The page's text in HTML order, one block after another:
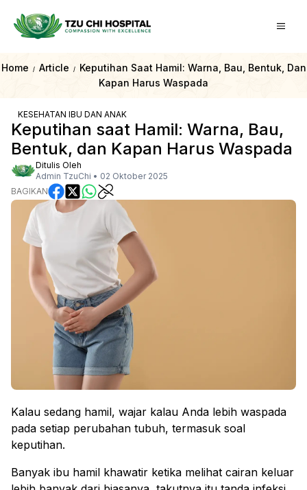
Home / Article /
Keputihan Saat Hamil: Warna, Bau, Bentuk, Dan
Kapan Harus Waspada
KESEHATAN IBU DAN ANAK
Keputihan saat Hamil: Warna, Bau,
Bentuk, dan Kapan Harus Waspada
Ditulis Oleh
Admin TzuChi • 02 Oktober 2025
BAGIKAN
Kalau sedang hamil, wajar kalau Anda lebih waspada
pada setiap perubahan tubuh, termasuk soal
keputihan.
Banyak ibu hamil khawatir ketika melihat cairan keluar